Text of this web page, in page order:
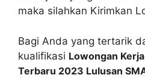
maka silahkan Kirimkan
Bagi Anda yang tertarik
kualifikasi Lowongan
Terbaru 2023 Lulusan